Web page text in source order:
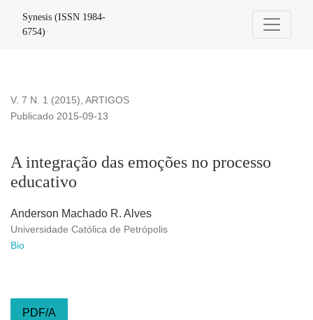
Synesis (ISSN 1984-
6754)
V. 7 N. 1 (2015), ARTIGOS
A integração das emoções no processo
educativo
Publicado 2015-09-13
Anderson Machado R. Alves
Universidade Católica de Petrópolis
Bio
PDF/A